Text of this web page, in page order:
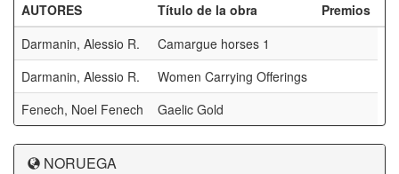
AUTORES Título de la obra
Premios
Darmanin, Alessio R.
Camargue horses 1
Darmanin, Alessio R.
Women Carrying Offerings
Fenech, Noel Fenech
Gaelic Gold
NORUEGA